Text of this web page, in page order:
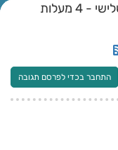
הולך להיות קרררר ביום שני בערב ובשלישי - 4 מעלות
התחבר בכדי לפרסם תגובה